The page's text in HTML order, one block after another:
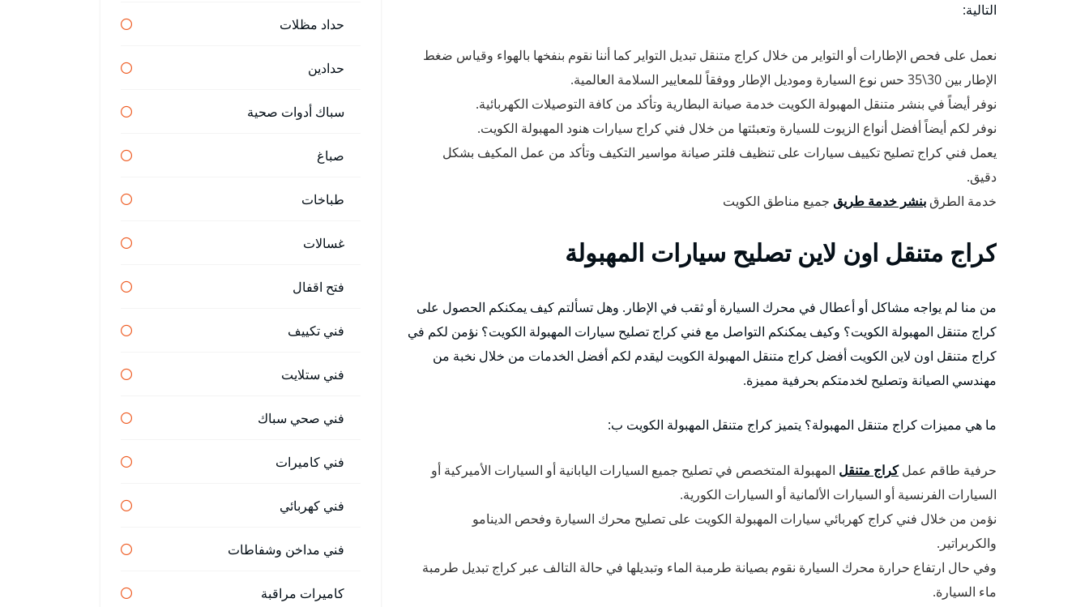
التالية:
نعمل على فحص الإطارات أو التواير من خلال كراج متنقل تبديل التواير كما أننا نقوم بنفخها بالهواء وقياس ضغط
الإطار بين 30\35 حس نوع السيارة وموديل الإطار ووفقاً للمعايير السلامة العالمية.
نوفر أيضاً في بنشر متنقل المهبولة الكويت خدمة صيانة البطارية وتأكد من كافة التوصيلات الكهربائية.
نوفر لكم أيضاً أفضل أنواع الزيوت للسيارة وتعبئتها من خلال فني كراج سيارات هنود المهبولة الكويت.
يعمل فني كراج تصليح تكييف سيارات على تنظيف فلتر صيانة مواسير التكيف وتأكد من عمل المكيف بشكل
دقيق.
خدمة الطرقبنشر خدمة طريق جميع مناطق الكويت
كراج متنقل اون لاين تصليح سيارات المهبولة
من منا لم يواجه مشاكل أو أعطال في محرك السيارة أو ثقب في الإطار. وهل تسألتم كيف يمكنكم الحصول على
كراج متنقل المهبولة الكويت؟ وكيف يمكنكم التواصل مع فني كراج تصليح سيارات المهبولة الكويت؟ نؤمن لكم في
كراج متنقل اون لاين الكويت أفضل كراج متنقل المهبولة الكويت ليقدم لكم أفضل الخدمات من خلال نخبة من
مهندسي الصيانة وتصليح لخدمتكم بحرفية مميزة.
ما هي مميزات كراج متنقل المهبولة؟ يتميز كراج متنقل المهبولة الكويت ب:
حرفية طاقم عملكراج متنقل المهبولة المتخصص في تصليح جميع السيارات اليابانية أو السيارات الأميركية أو
السيارات الفرنسية أو السيارات الألمانية أو السيارات الكورية.
نؤمن من خلال فني كراج كهربائي سيارات المهبولة الكويت على تصليح محرك السيارة وفحص الدينامو
والكربراتير.
وفي حال ارتفاع حرارة محرك السيارة نقوم بصيانة طرمبة الماء وتبديلها في حالة التالف عبر كراج تبديل طرمبة
ماء السيارة.
حداد مظلات
حدادين
سباك أدوات صحية
صباغ
طباخات
غسالات
فتح اقفال
فني تكييف
فني ستلايت
فني صحي سباك
فني كاميرات
فني كهربائي
فني مداخن وشفاطات
كاميرات مراقبة